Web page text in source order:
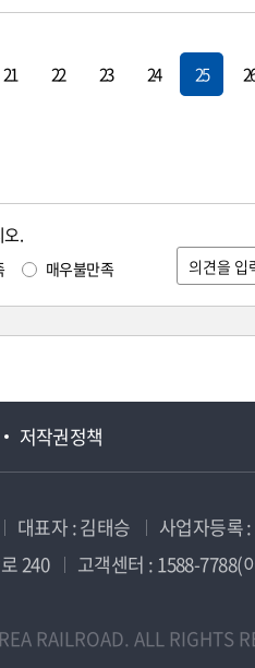
21 22 23 24 25 26
오.
매우불만족
저작권정책
대표자 : 김태승 사업자등록
240
고객센터 : 1588-7788(
RAILROAD. ALL RIGHTS